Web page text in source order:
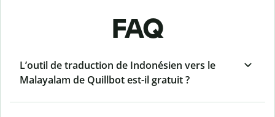
FAQ
L’outil de traduction de Indonésien vers le
Malayalam de Quillbot est-il gratuit ?